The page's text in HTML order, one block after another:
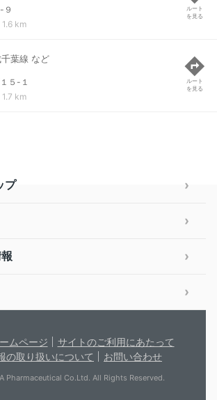
９
km
ルート
を見る
葉線 など
５-１
1.7 km
ルート
を見る
プ
ムページ
サイトのご利用にあたって
の取り扱いについて
お問い合わせ
Pharmaceutical Co.Ltd. All Rights Reserved.